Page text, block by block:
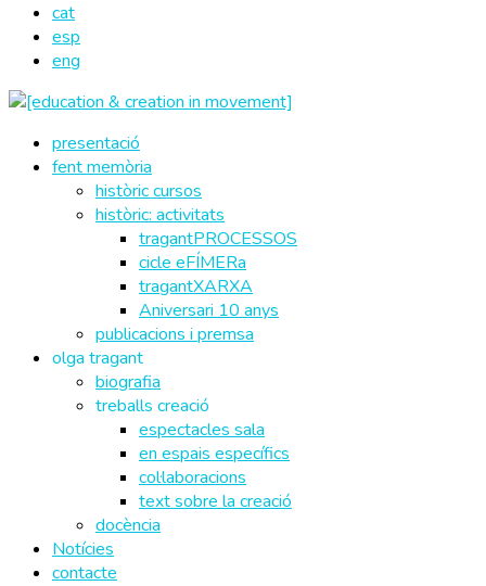
cat
esp
eng
presentació
fent memòria
històric cursos
històric: activitats
tragantPROCESSOS
cicle eFÍMERa
tragantXARXA
Aniversari 10 anys
publicacions i premsa
olga tragant
biografia
treballs creació
espectacles sala
en espais específics
col·laboracions
text sobre la creació
docència
Notícies
contacte